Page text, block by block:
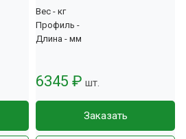
Вес - кг
Профиль -
Длина - мм
6345 ₽ шт.
Заказать